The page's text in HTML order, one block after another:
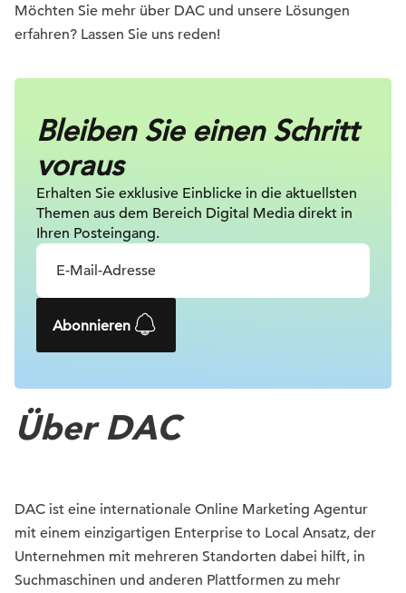
Möchten Sie mehr über DAC und unsere Lösungen
erfahren? Lassen Sie uns reden!
Bleiben Sie einen Schritt
voraus
Erhalten Sie exklusive Einblicke in die aktuellsten
Themen aus dem Bereich Digital Media direkt in
Ihren Posteingang.
Abonnieren
Über DAC
DAC ist eine internationale Online Marketing Agentur
mit einem einzigartigen Enterprise to Local Ansatz, der
Unternehmen mit mehreren Standorten dabei hilft, in
Suchmaschinen und anderen Plattformen zu mehr